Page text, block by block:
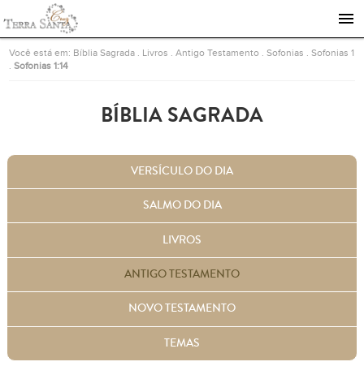
Ir para a página inicial
Você está em: Bíblia Sagrada Livros .Antigo Testamento .Sofonias .Sofonias 1
.Sofonias 1:14
BÍBLIA SAGRADA
VERSÍCULO DO DIA
SALMO DO DIA
LIVROS
ANTIGO TESTAMENTO
NOVO TESTAMENTO
TEMAS